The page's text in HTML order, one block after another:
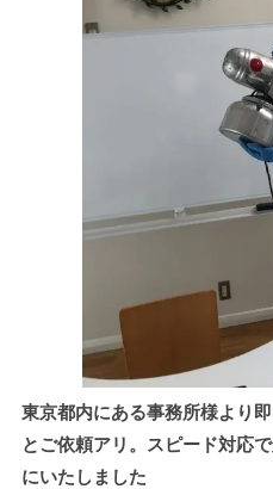
東京都内にある事務所様より
とご依頼アリ。スピード対応
にいたしました